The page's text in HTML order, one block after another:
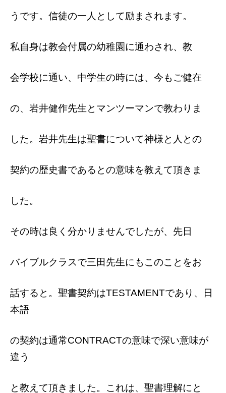
うです。信徒の一人として励まされます。
私自身は教会付属の幼稚園に通わされ、教
会学校に通い、中学生の時には、今もご健在
の、岩井健作先生とマンツーマンで教わりま
した。岩井先生は聖書について神様と人との
契約の歴史書であるとの意味を教えて頂きま
した。
その時は良く分かりませんでしたが、先日
バイブルクラスで三田先生にもこのことをお
話すると。聖書契約はTESTAMENTであり、日
本語
の契約は通常CONTRACTの意味で深い意味が
違う
と教えて頂きました。これは、聖書理解にと